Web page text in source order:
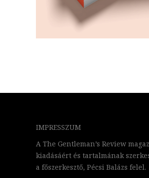
IMPRESSZUM
A The Gentleman’s Review
kiadásáért és tartalmának
a főszerkesztő, Pécsi Balázs felel.